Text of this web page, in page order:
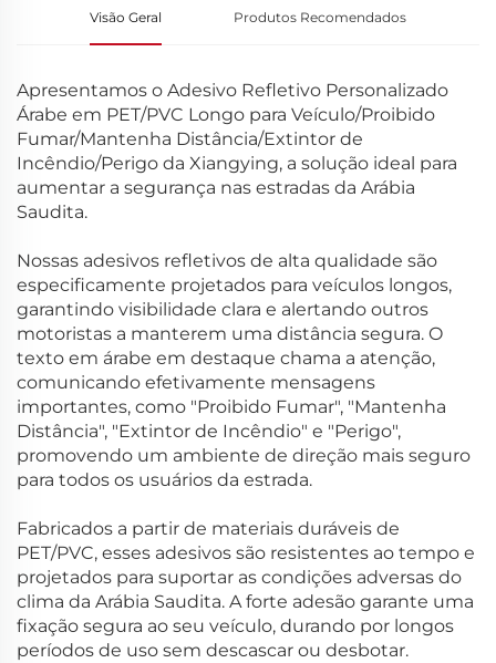
Visão Geral Produtos Recomendados
Apresentamos o Adesivo Refletivo Personalizado
Árabe em PET/PVC Longo para Veículo/Proibido
Fumar/Mantenha Distância/Extintor de
Incêndio/Perigo da Xiangying, a solução ideal para
aumentar a segurança nas estradas da Arábia
Saudita.
Nossas adesivos refletivos de alta qualidade são
especificamente projetados para veículos longos,
garantindo visibilidade clara e alertando outros
motoristas a manterem uma distância segura. O
texto em árabe em destaque chama a atenção,
comunicando efetivamente mensagens
importantes, como "Proibido Fumar", "Mantenha
Distância", "Extintor de Incêndio" e "Perigo",
promovendo um ambiente de direção mais seguro
para todos os usuários da estrada.
Fabricados a partir de materiais duráveis de
PET/PVC, esses adesivos são resistentes ao tempo e
projetados para suportar as condições adversas do
clima da Arábia Saudita. A forte adesão garante uma
fixação segura ao seu veículo, durando por longos
períodos de uso sem descascar ou desbotar.